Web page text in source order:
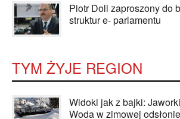
Piotr Doll zaproszony do
struktur e- parlamentu
TYM ŻYJE REGION
Widoki jak z bajki:
Woda w zimowej